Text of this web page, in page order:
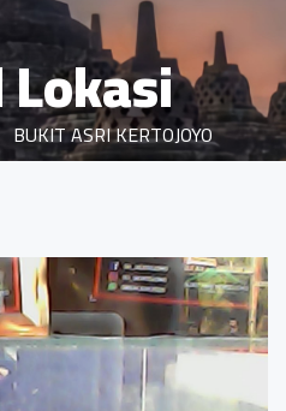
BUKIT ASRI KERTOJOYO